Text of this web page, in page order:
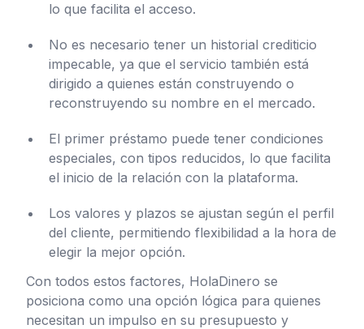
lo que facilita el acceso.
No es necesario tener un historial crediticio
impecable, ya que el servicio también está
dirigido a quienes están construyendo o
reconstruyendo su nombre en el mercado.
El primer préstamo puede tener condiciones
especiales, con tipos reducidos, lo que facilita
el inicio de la relación con la plataforma.
Los valores y plazos se ajustan según el perfil
del cliente, permitiendo flexibilidad a la hora de
elegir la mejor opción.
Con todos estos factores, HolaDinero se
posiciona como una opción lógica para quienes
necesitan un impulso en su presupuesto y